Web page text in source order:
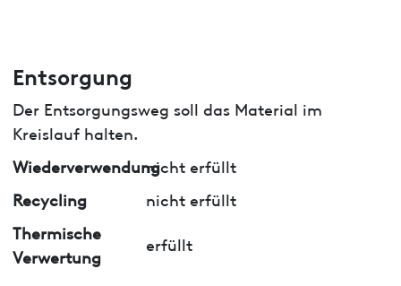
Entsorgung
Der Entsorgungsweg soll das Material im
Kreislauf halten.
Wiederverwendungnicht erfüllt
Recycling
nicht erfüllt
Thermische
Verwertung
erfüllt